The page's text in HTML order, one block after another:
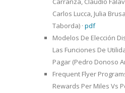
Carlos Lucca, Julia
Taborda) · pdf
Modelos De Elección
Las Funciones De
Pagar (Pedro Donoso
Frequent Flyer
Rewards Per Miles Vs